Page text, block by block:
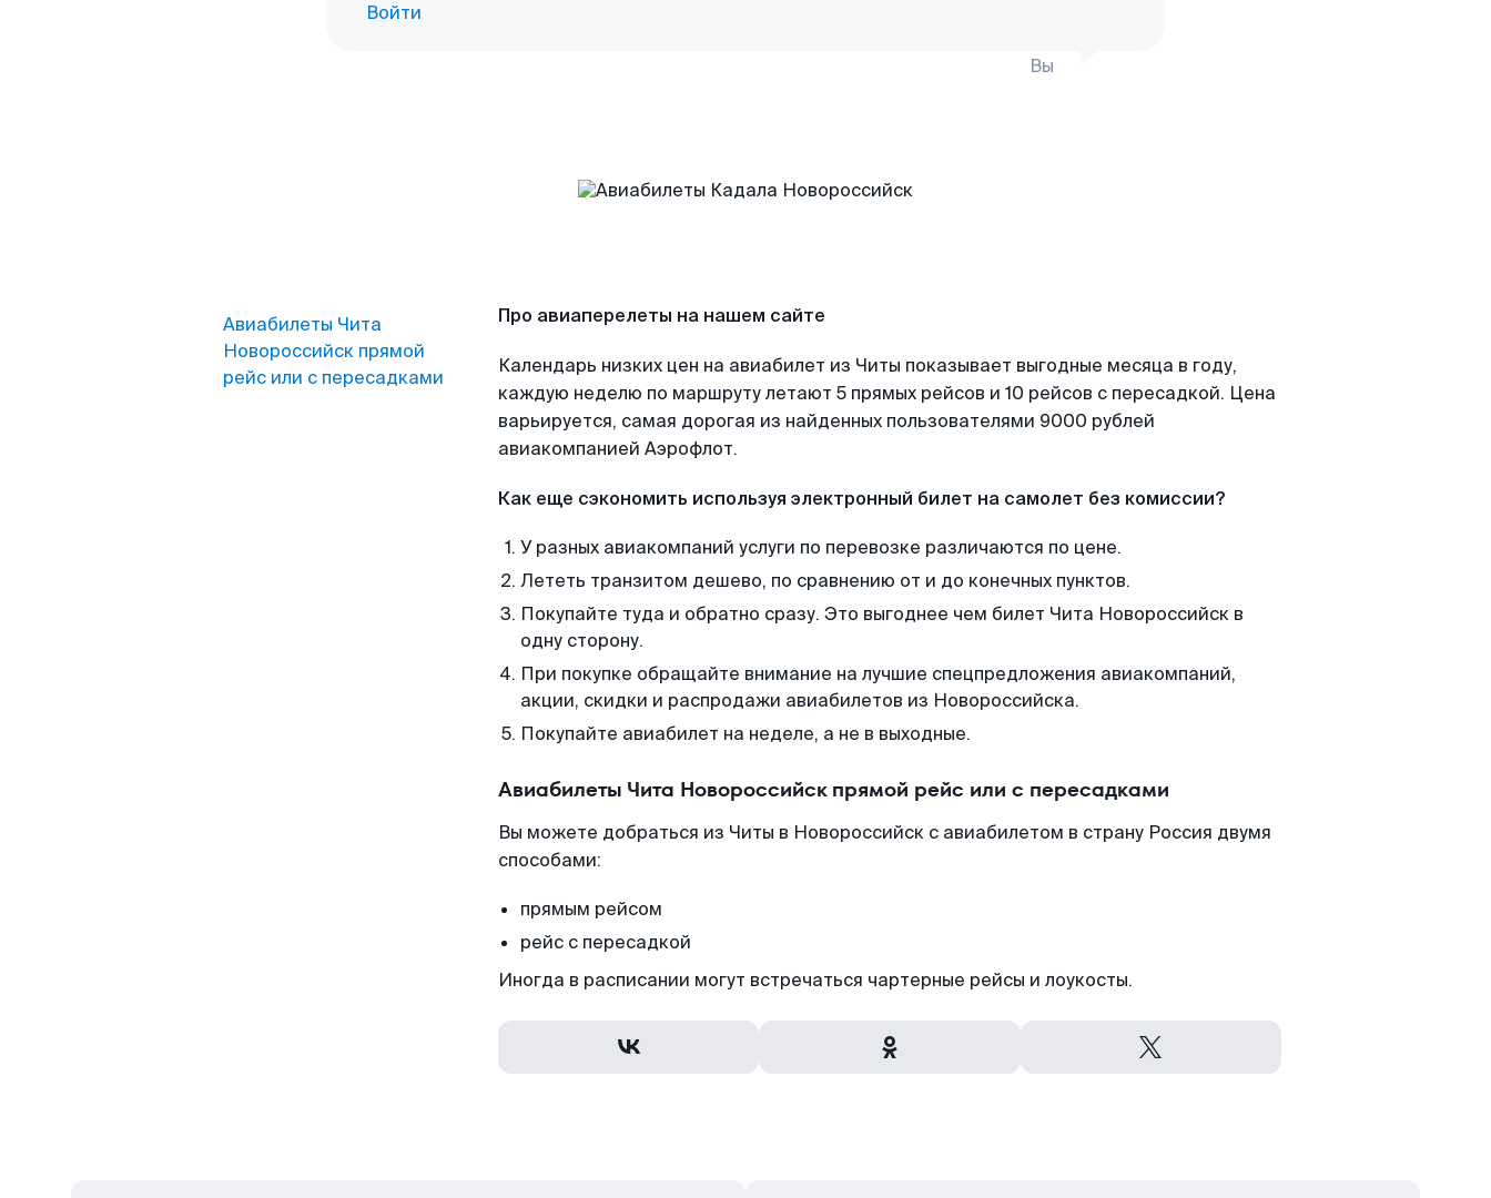
Войти
Вы
Авиабилеты Чита
Новороссийск прямой
рейс или с пересадками
Про авиаперелеты на нашем сайте
Календарь низких цен на авиабилет из Читы показывает выгодные месяца в году,
каждую неделю по маршруту летают 5 прямых рейсов и 10 рейсов с пересадкой. Цена
варьируется, самая дорогая из найденных пользователями 9000 рублей
авиакомпанией Аэрофлот.
Как еще сэкономить используя электронный билет на самолет без комиссии?
У разных авиакомпаний услуги по перевозке различаются по цене.
Лететь транзитом дешево, по сравнению от и до конечных пунктов.
Покупайте туда и обратно сразу. Это выгоднее чем билет Чита Новороссийск в
одну сторону.
При покупке обращайте внимание на лучшие спецпредложения авиакомпаний,
акции, скидки и распродажи авиабилетов из Новороссийска.
Покупайте авиабилет на неделе, а не в выходные.
Авиабилеты Чита Новороссийск прямой рейс или с пересадками
Вы можете добраться из Читы в Новороссийск с авиабилетом в страну Россия двумя
способами:
прямым рейсом
рейс с пересадкой
Иногда в расписании могут встречаться чартерные рейсы и лоукосты.